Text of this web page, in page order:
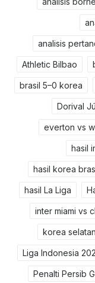
analisis
Athletic Bilbao
brasil 5–0 korea
Dorival
everton vs
hasil
hasil korea
hasil La Liga
inter miami vs
korea
Liga Indonesia
Penalti Persib